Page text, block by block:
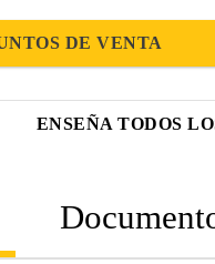
DE VENTA
ENSEÑA TODOS